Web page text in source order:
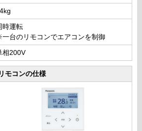
時運転
台のリモコンでエアコンを制御
相200V
モコンの仕様